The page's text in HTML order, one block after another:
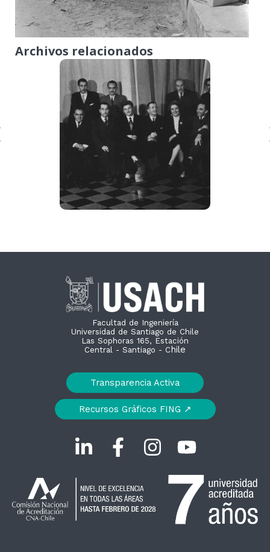
Archivos relacionados
Facultad de Ingeniería
Universidad de Santiago de Chile
Las Sophoras 165, Estación
Central - Santiago - Chile
Transparencia Activa
Recursos Gráficos FING ↗︎